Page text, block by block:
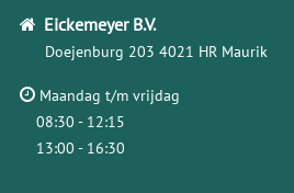
Eickemeyer B.V.
Doejenburg 203 4021 HR Maurik
Maandag t/m vrijdag
08:30 - 12:15
13:00 - 16:30